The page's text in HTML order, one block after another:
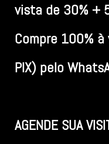
vista de 30% +
Compre 100%
PIX) pelo
AGENDE SUA